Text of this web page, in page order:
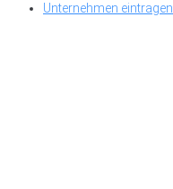
Unternehmen eintragen